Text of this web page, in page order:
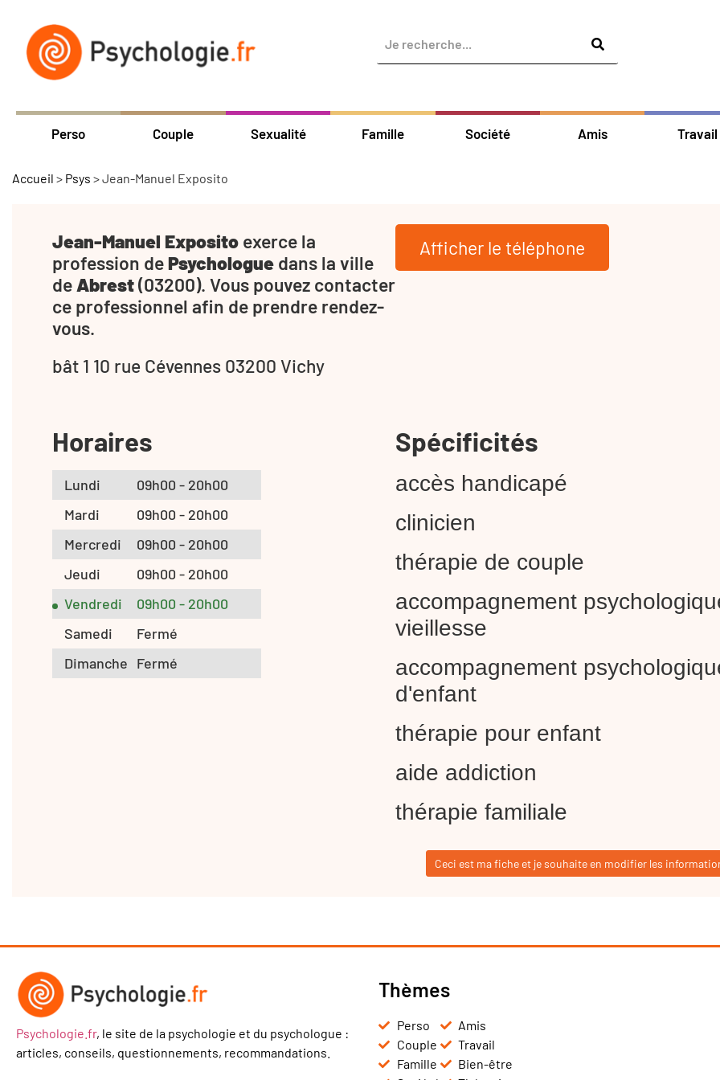
Perso Couple Sexualité Famille Société Amis Travail
Accueil > Psys >Jean-Manuel Exposito
Jean-Manuel Exposito exerce la
profession dePsychologue dans la ville
de Abrest(03200). Vous pouvez contacter
ce professionnel afin de prendre rendez-
vous.
bât 1 10 rue Cévennes 03200 Vichy
Afficher le téléphone
Horaires
Lundi
09h00 - 20h00
Mardi
09h00 - 20h00
Mercredi
09h00 - 20h00
Jeudi
09h00 - 20h00
Vendredi
09h00 - 20h00
Samedi
Fermé
Dimanche Fermé
Spécificités
accès handicapé
clinicien
thérapie de couple
accompagnement
vieillesse
accompagnement
d'enfant
thérapie pour enfant
aide addiction
thérapie familiale
Ceci est ma fiche et je souhaite en modifier les
Psychologie.fr, le site de la psychologie et du psychologue :
articles, conseils, questionnements, recommandations.
Thèmes
Perso
Couple
Famille
Amis
Travail
Bien-être